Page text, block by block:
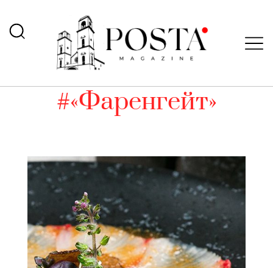
#«Фаренгейт»